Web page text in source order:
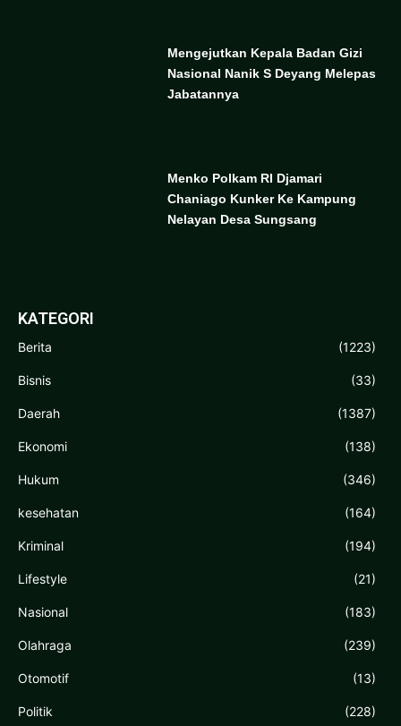
Mengejutkan Kepala Badan Gizi
Nasional Nanik S Deyang Melepas
Jabatannya
Menko Polkam RI Djamari
Chaniago Kunker Ke Kampung
Nelayan Desa Sungsang
KATEGORI
Berita (1223)
Bisnis (33)
Daerah (1387)
Ekonomi (138)
Hukum (346)
kesehatan (164)
Kriminal (194)
Lifestyle (21)
Nasional (183)
Olahraga (239)
Otomotif (13)
Politik (228)